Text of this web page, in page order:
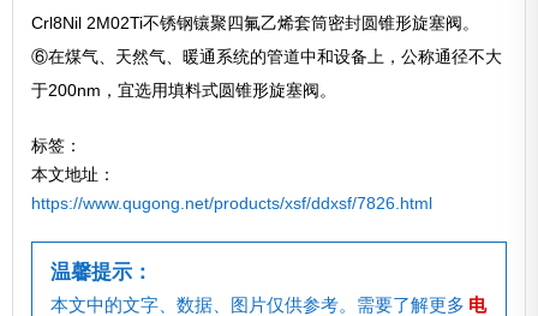
Crl8Nil 2M02Ti不锈钢镶聚四氟乙烯套筒密封圆锥形旋塞阀。
⑥在煤气、天然气、暖通系统的管道中和设备上，公称通径不大
于200nm，宜选用填料式圆锥形旋塞阀。
标签：
本文地址：
https://www.qugong.net/products/xsf/ddxsf/7826.html
温馨提示：
本文中的文字、数据、图片仅供参考。需要了解更多 电